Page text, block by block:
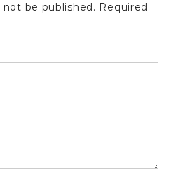
not be published. Required